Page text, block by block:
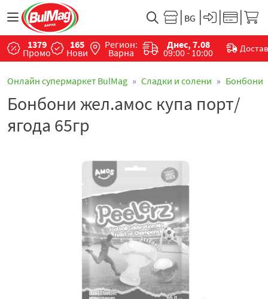
1379
Промо
165
Нови
Регион:
Варна
Днес, 7.08
09:00 - 10:00
Онлайн супермаркет BulMag Сладки и солени Бонбони
Бонбони жел.амос купа порт/
ягода 65гр